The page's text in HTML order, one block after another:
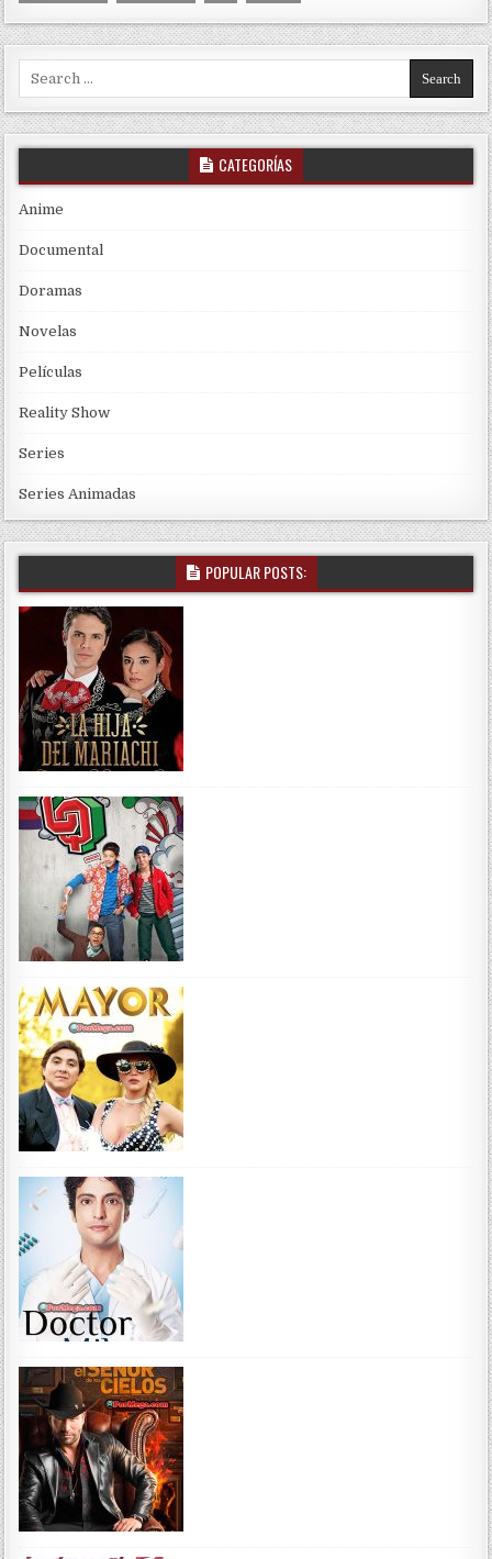
Search for:
CATEGORÍAS
Anime
Documental
Doramas
Novelas
Películas
Reality Show
Series
Series Animadas
POPULAR POSTS: